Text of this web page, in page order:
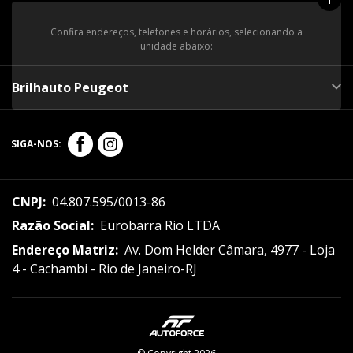
Confira endereços, telefones e horários, selecionando a
unidade abaixo:
Brilhauto Peugeot
SIGA-NOS:
CNPJ: 04.807.595/0013-86
Razão Social: Eurobarra Rio LTDA
Endereço Matriz: Av. Dom Helder Câmara, 4977 - Loja
4 - Cachambi - Rio de Janeiro-RJ